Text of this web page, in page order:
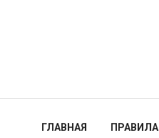
ГЛАВНАЯ ПРАВИЛА